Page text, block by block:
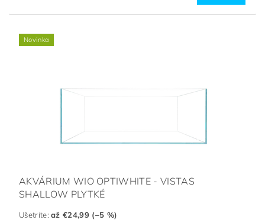
Novinka
AKVÁRIUM WIO OPTIWHITE - VISTAS
SHALLOW PLYTKÉ
Ušetríte:až €24,99 (–5 %)